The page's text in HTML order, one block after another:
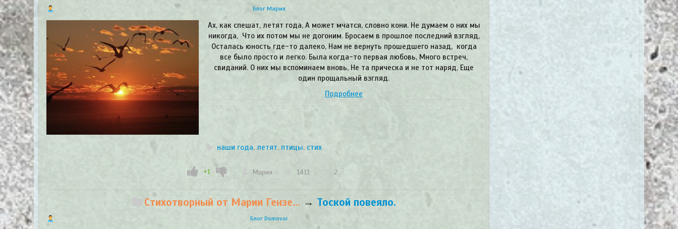
Блог Мария
Ах, как спешат, летят года, А может мчатся, словно кони. Не думаем о них мы
никогда, Что их потом мы не догоним. Бросаем в прошлое последний взгляд,
Осталась юность где-то далеко, Нам не вернуть прошедшего назад, когда
все было просто и легко. Была когда-то первая любовь, Много встреч,
свиданий. О них мы вспоминаем вновь, Не та прическа и не тот наряд, Еще
один прощальный взгляд.
Подробнее
наши года,летят, птицы, стих
+1 Мария 1411 2
Стихотворный от Марии Гензе... → Тоской повеяло.
Блог Domovoi